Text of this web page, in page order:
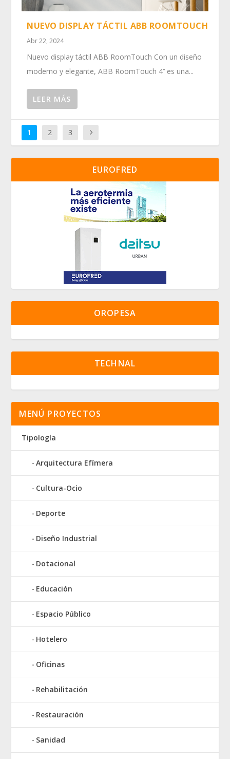
NUEVO DISPLAY TÁCTIL ABB ROOMTOUCH
Abr 22, 2024
Nuevo display táctil ABB RoomTouch Con un diseño
moderno y elegante, ABB RoomTouch 4’’ es una...
LEER MÁS
1 2 3
EUROFRED
OROPESA
TECHNAL
MENÚ PROYECTOS
Tipología
Arquitectura Efímera
Cultura-Ocio
Deporte
Diseño Industrial
Dotacional
Educación
Espacio Público
Hotelero
Oficinas
Rehabilitación
Restauración
Sanidad